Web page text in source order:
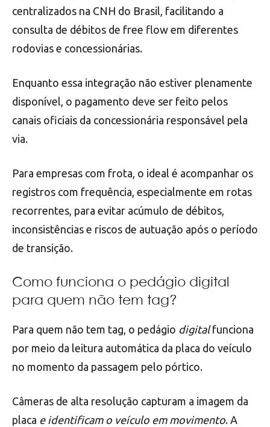
centralizados na CNH do Brasil, facilitando a
consulta de débitos de free flow em diferentes
rodovias e concessionárias.
Enquanto essa integração não estiver plenamente
disponível, o pagamento deve ser feito pelos
canais oficiais da concessionária responsável pela
via.
Para empresas com frota, o ideal é acompanhar os
registros com frequência, especialmente em rotas
recorrentes, para evitar acúmulo de débitos,
inconsistências e riscos de autuação após o período
de transição.
Como funciona o pedágio digital
para quem não tem tag?
Para quem não tem tag, o pedágio digitalfunciona
por meio da leitura automática da placa do veículo
no momento da passagem pelo pórtico.
Câmeras de alta resolução capturam a imagem da
placa e identificam o veículo em movimento. A